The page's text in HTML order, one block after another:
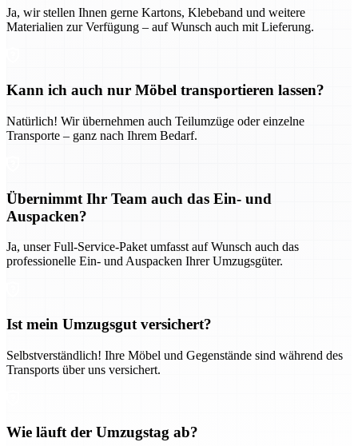
Ja, wir stellen Ihnen gerne Kartons, Klebeband und weitere
Materialien zur Verfügung – auf Wunsch auch mit Lieferung.
Kann ich auch nur Möbel transportieren lassen?
Natürlich! Wir übernehmen auch Teilumzüge oder einzelne
Transporte – ganz nach Ihrem Bedarf.
Übernimmt Ihr Team auch das Ein- und
Auspacken?
Ja, unser Full-Service-Paket umfasst auf Wunsch auch das
professionelle Ein- und Auspacken Ihrer Umzugsgüter.
Ist mein Umzugsgut versichert?
Selbstverständlich! Ihre Möbel und Gegenstände sind während des
Transports über uns versichert.
Wie läuft der Umzugstag ab?